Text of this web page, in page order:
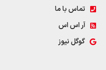
تماس با ما
آر اس اس
گوگل نیوز